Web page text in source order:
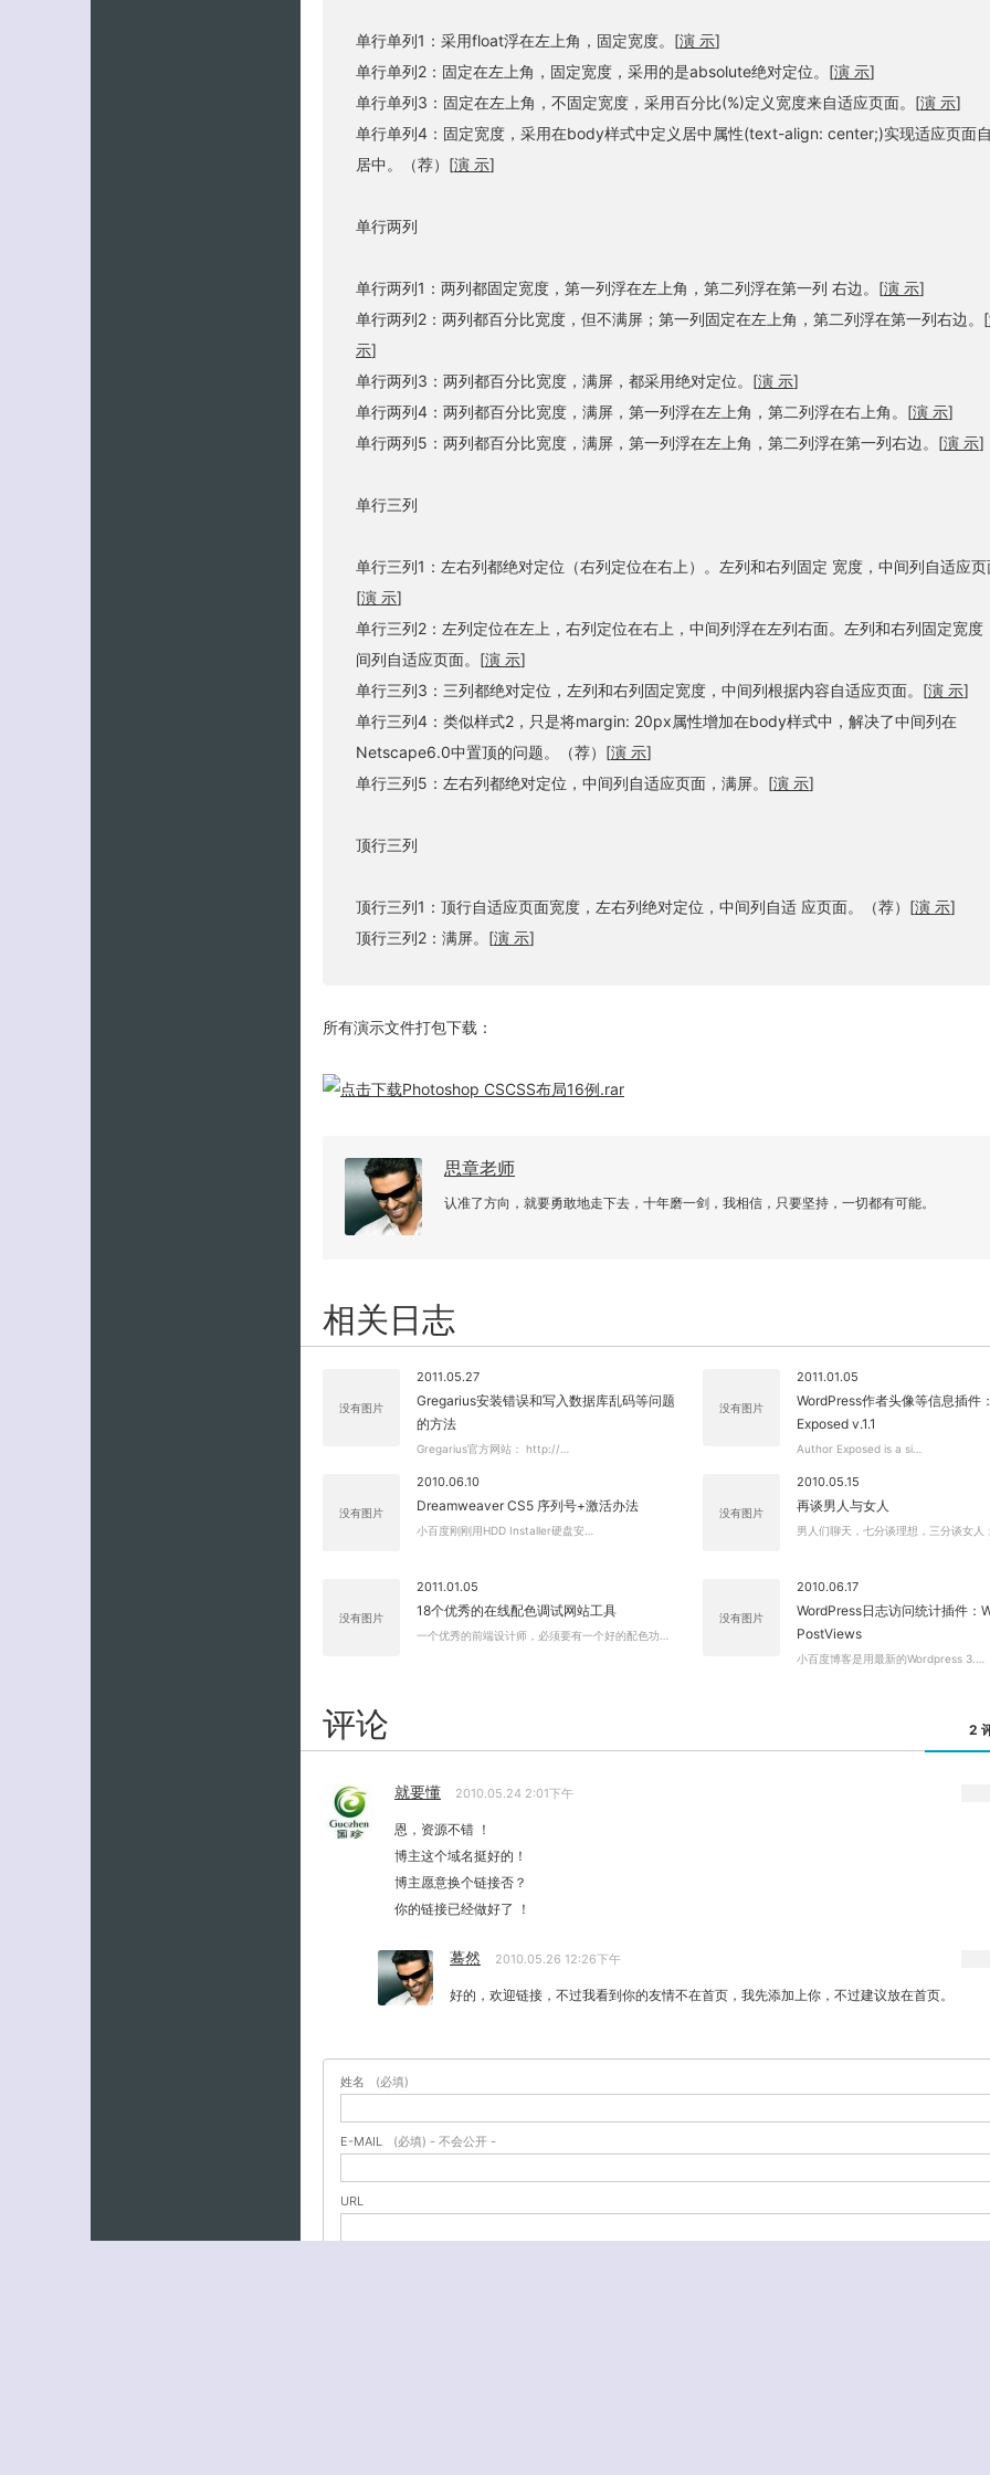
单行单列1：采用float浮在左上角，固定宽度。[演 示]
单行单列2：固定在左上角，固定宽度，采用的是absolute绝对定位。[演 示]
单行单列3：固定在左上角，不固定宽度，采用百分比(%)定义宽度来自适应页面。[演 示]
单行单列4：固定宽度，采用在body样式中定义居中属性(text-align: center;)实现适应页面
居中。（荐）[演 示]
单行两列
单行两列1：两列都固定宽度，第一列浮在左上角，第二列浮在第一列 右边。[演 示]
单行两列2：两列都百分比宽度，但不满屏；第一列固定在左上角，第二列浮在第一列右边。[
示]
单行两列3：两列都百分比宽度，满屏，都采用绝对定位。[演 示]
单行两列4：两列都百分比宽度，满屏，第一列浮在左上角，第二列浮在右上角。[演 示]
单行两列5：两列都百分比宽度，满屏，第一列浮在左上角，第二列浮在第一列右边。[演 示]
单行三列
单行三列1：左右列都绝对定位（右列定位在右上）。左列和右列固定 宽度，中间列自适应页
[演 示]
单行三列2：左列定位在左上，右列定位在右上，中间列浮在左列右面。左列和右列固定宽度
间列自适应页面。[演 示]
单行三列3：三列都绝对定位，左列和右列固定宽度，中间列根据内容自适应页面。[演 示]
单行三列4：类似样式2，只是将margin: 20px属性增加在body样式中，解决了中间列在
Netscape6.0中置顶的问题。（荐）[演 示]
单行三列5：左右列都绝对定位，中间列自适应页面，满屏。[演 示]
顶行三列
顶行三列1：顶行自适应页面宽度，左右列绝对定位，中间列自适 应页面。（荐）[演 示]
顶行三列2：满屏。[演 示]
所有演示文件打包下载：
CSS布局16例.rar
思章老师
认准了方向，就要勇敢地走下去，十年磨一剑，我相信，只要坚持，一切都有可能。
相关日志
没有图片
2011.05.27
Gregarius安装错误和写入数据库乱码等问题
的方法
Gregarius官方网站： http://…
没有图片
2011.01.05
WordPress作者头像等信息插件
Exposed v.1.1
Author Exposed is a si…
没有图片
2010.06.10
Dreamweaver CS5 序列号+激活办法
小百度刚刚用HDD Installer硬盘安…
没有图片
2010.05.15
再谈男人与女人
男人们聊天，七分谈理想，三分谈女人
没有图片
2011.01.05
18个优秀的在线配色调试网站工具
一个优秀的前端设计师，必须要有一个好的配色功…
没有图片
2010.06.17
WordPress日志访问统计插件：
PostViews
小百度博客是用最新的Wordpress 3.…
评论 2
就要懂 2010.05.24 2:01下午
恩，资源不错 ！
博主这个域名挺好的！
博主愿意换个链接否？
你的链接已经做好了 ！
蓦然 2010.05.26 12:26下午
好的，欢迎链接，不过我看到你的友情不在首页，我先添加上你，不过建议放在首页。
姓名 (必填)
E-MAIL (必填) - 不会公开 -
URL